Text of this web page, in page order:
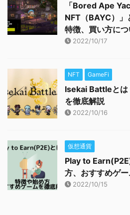
「Bored Ape
NFT（BAYC）」
特徴、買い方に
2022/10/17
NFT GameFi
Isekai Battleとは
を徹底解説
2022/10/16
仮想通貨
Play to
方、おすすめゲ
2022/10/15